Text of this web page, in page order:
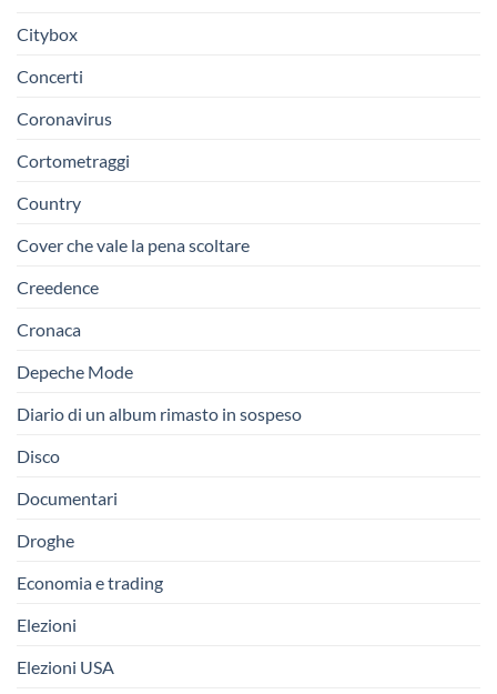
Citybox
Concerti
Coronavirus
Cortometraggi
Country
Cover che vale la pena scoltare
Creedence
Cronaca
Depeche Mode
Diario di un album rimasto in sospeso
Disco
Documentari
Droghe
Economia e trading
Elezioni
Elezioni USA